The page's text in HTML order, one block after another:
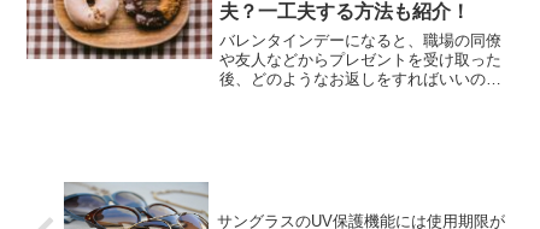
夫？一工夫する方法も紹介！
バレンタインデーになると、職場の同僚
や友人などからプレゼントを受け取った
後、どのようなお返しをすればいいのか
サングラスのUV保護機能には使用期限が